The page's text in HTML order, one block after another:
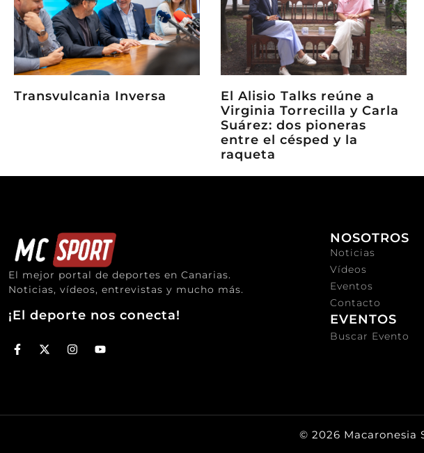
Transvulcania Inversa
El Alisio Talks reúne a
Virginia Torrecilla y Carla
Suárez: dos pioneras
entre el césped y la
raqueta
El mejor portal de deportes en Canarias.
Noticias, vídeos, entrevistas y mucho más.
¡El deporte nos conecta!
NOSOTROS
Noticias
Vídeos
Eventos
Contacto
EVENTOS
Buscar Evento
© 2026 Macaronesia